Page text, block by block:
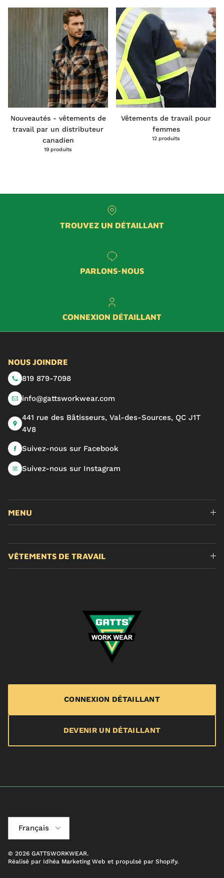
Nouveautés - vêtements de
travail par un distributeur
canadien
19 produits
Vêtements de travail pour
femmes
12 produits
TROUVEZ UN DÉTAILLANT
PARLONS-NOUS
CONNEXION DÉTAILLANT
NOUS JOINDRE
819 879-7098
info@gattsworkwear.com
441 rue des Bâtisseurs, Val-des-Sources, QC J1T
4V8
Suivez-nous sur Facebook
Suivez-nous sur Instagram
MENU
VÊTEMENTS DE TRAVAIL
CONNEXION DÉTAILLANT
DEVENIR UN DÉTAILLANT
Français
© 2026 GATTSWORKWEAR.
Réalisé par Idhéa Marketing Web et propulsé par Shopify.